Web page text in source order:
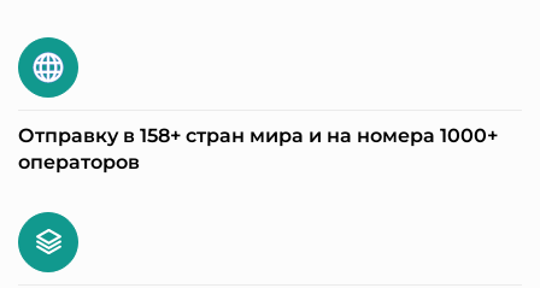
Отправку в 158+ стран мира и на номера 1000+
операторов